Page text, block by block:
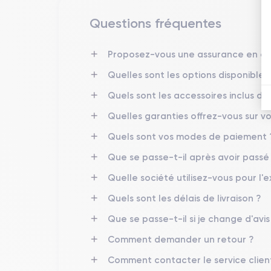
Finitions de l'iPhone 14 Pro Max
Les finitions de l'iPhone 14 Pro Max sont conçues
graphite, l'or, l'argent, et le bleu
permettant également de minimiser les empreintes
Connectivité de l’iPhone 14 Pro Max
L'iPhone 14 Pro Max offre desperformances
gamme d'accessoires, tandis que la fonction
avec support GNSS, garantissant une localisation
Caractéristiques techniques de
Performances de l’iPhone 14 Pro Max
Questions fréquentes
Proposez-vous une assurance en
Quelles sont les options
Quels sont les accessoires inclus
Quelles garanties offrez-vous sur
Quels sont vos modes de paiement
Que se passe-t-il après avoir
Quelle société utilisez-vous pour
Quels sont les délais de livraison ?
Que se passe-t-il si je change
Comment demander un retour ?
Comment contacter le service